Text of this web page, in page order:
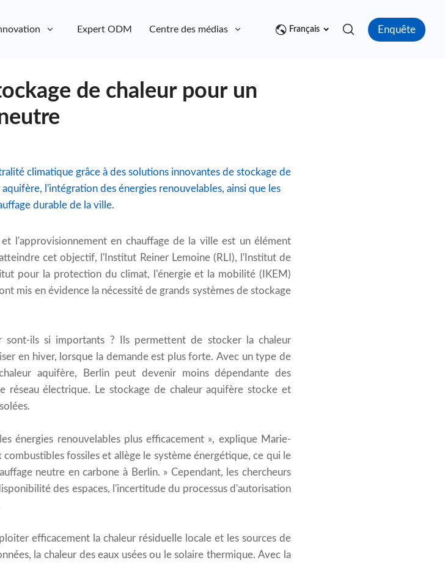
Expert ODM Centre des médias ContactFrançais Enquête
de chaleur pour un
climatique grâce à des solutions innovantes de stockage de
l'intégration des énergies renouvelables, ainsi que les
durable de la ville.
l'approvisionnement en chauffage de la ville est un élément
cet objectif, l'Institut Reiner Lemoine (RLI), l'Institut de
pour la protection du climat, l'énergie et la mobilité (IKEM)
mis en évidence la nécessité de grands systèmes de stockage
sont-ils si importants ? Ils permettent de stocker la chaleur
en hiver, lorsque la demande est plus forte. Avec un type de
aquifère, Berlin peut devenir moins dépendante des
réseau électrique. Le stockage de chaleur aquifère stocke et
énergies renouvelables plus efficacement », explique Marie-
fossiles et allège le système énergétique, ce qui le
neutre en carbone à Berlin. » Cependant, les chercheurs
des espaces, l'incertitude du processus d'autorisation
efficacement la chaleur résiduelle locale et les sources de
la chaleur des eaux usées ou le solaire thermique. Avec la